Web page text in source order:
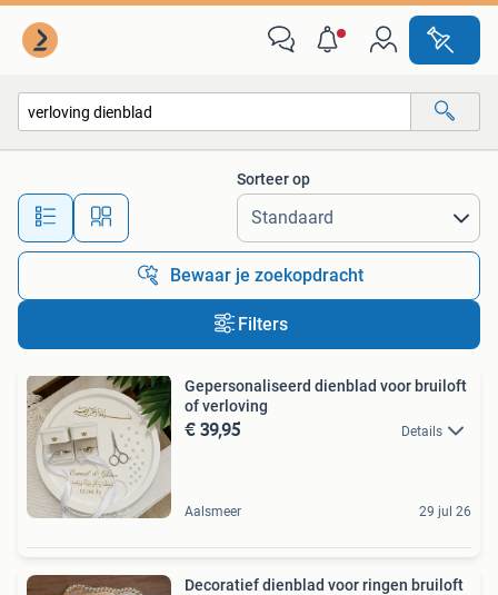
Alle afstanden…
Sorteer op
Bewaar je zoekopdracht
Filters
Gepersonaliseerd dienblad voor bruiloft
of verloving
€ 39,95 Details
Aalsmeer 29 jul 26
Decoratief dienblad voor ringen bruiloft